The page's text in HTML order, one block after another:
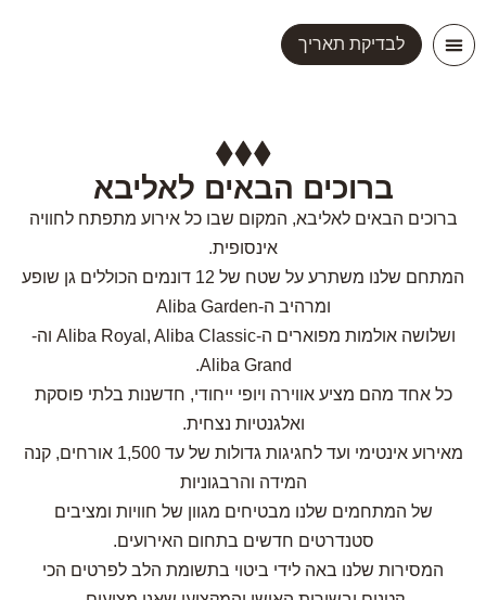
לבדיקת תאריך
ברוכים הבאים לאליבא
ברוכים הבאים לאליבא, המקום שבו כל אירוע מתפתח לחוויה
אינסופית.
המתחם שלנו משתרע על שטח של 12 דונמים הכוללים גן שופע
ומרהיב ה-Aliba Garden
ושלושה אולמות מפוארים ה-Aliba Royal, Aliba Classic וה-
Aliba Grand.
כל אחד מהם מציע אווירה ויופי ייחודי, חדשנות בלתי פוסקת
ואלגנטיות נצחית.
מאירוע אינטימי ועד לחגיגות גדולות של עד 1,500 אורחים, קנה
המידה והרבגוניות
של המתחמים שלנו מבטיחים מגוון של חוויות ומציבים
סטנדרטים חדשים בתחום האירועים.
המסירות שלנו באה לידי ביטוי בתשומת הלב לפרטים הכי